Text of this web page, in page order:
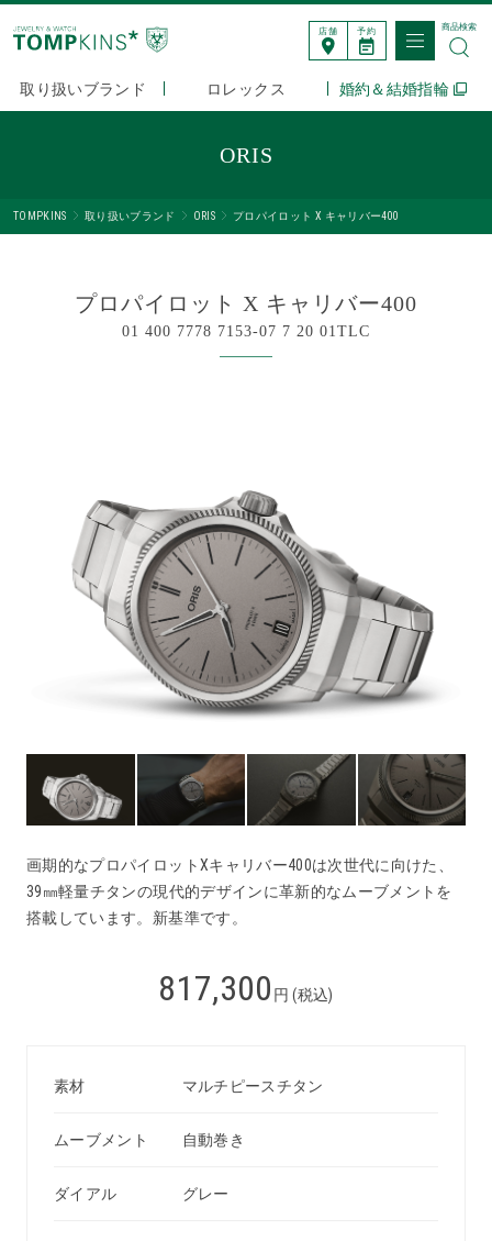
店舗 予約
取り扱いブランド ロレックス 婚約＆結婚指輪
商品検索
ORIS
TOMPKINS 取り扱いブランド ORIS プロパイロット X キャリバー400
プロパイロット X キャリバー400
01 400 7778 7153-07 7 20 01TLC
画期的なプロパイロットXキャリバー400は次世代に向けた、
39㎜軽量チタンの現代的デザインに革新的なムーブメントを
搭載しています。新基準です。
817,300 円 (税込)
素材 マルチピースチタン
ムーブメント 自動巻き
ダイアル グレー